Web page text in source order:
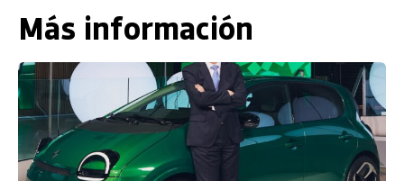
Más información